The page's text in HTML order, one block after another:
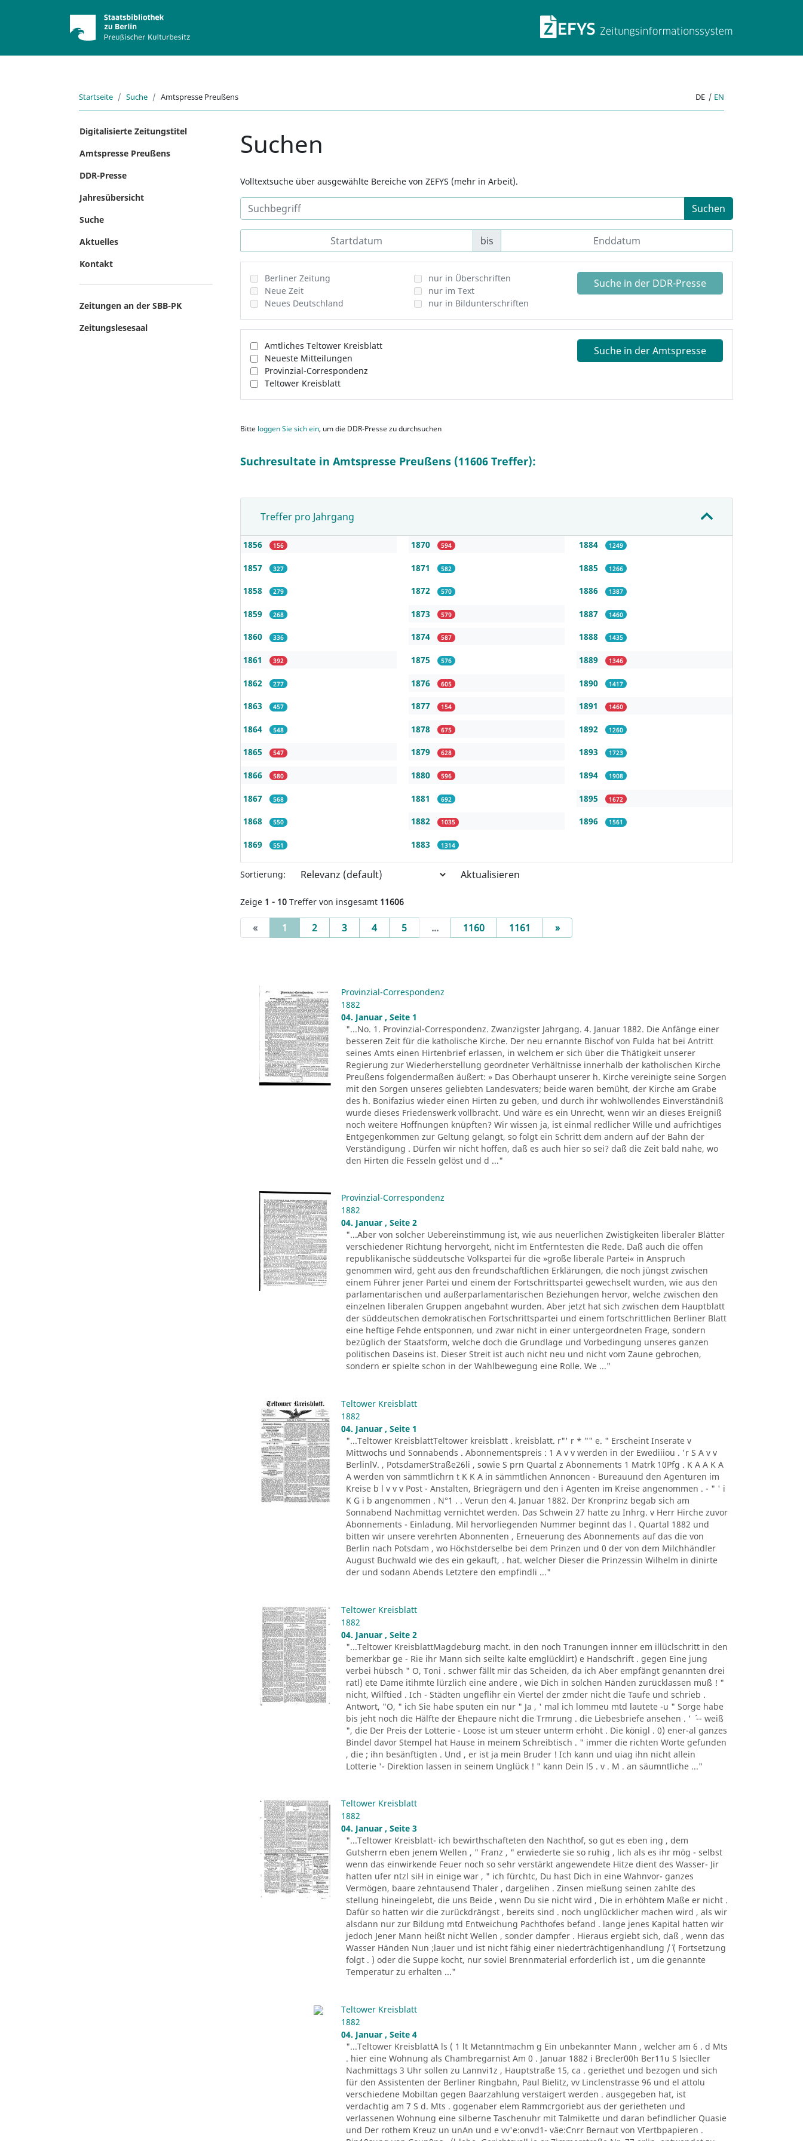
ZEFYS
Startseite Suche Amtspresse Preußens DE | EN
Digitalisierte Zeitungstitel
Amtspresse Preußens
DDR-Presse
Jahresübersicht
Suche
Aktuelles
Kontakt
Zeitungen an der SBB-PK
Zeitungslesesaal
Suchen
Volltextsuche über ausgewählte Bereiche von ZEFYS (mehr in Arbeit).
Suchen
bis
Berliner Zeitung
Neue Zeit
Neues Deutschland
nur in Überschriften
nur im Text
nur in Bildunterschriften
Suche in der DDR-Presse
Amtliches Teltower Kreisblatt
Neueste Mitteilungen
Provinzial-Correspondenz
Teltower Kreisblatt
Suche in der Amtspresse
Bitte loggen Sie sich ein, um die DDR-Presse zu durchsuchen
Suchresultate in Amtspresse Preußens (11606 Treffer):
Treffer pro Jahrgang
1856 156
1857 327
1858 279
1859 268
1860 336
1861 392
1862 277
1863 457
1864 548
1865 547
1866 580
1867 568
1868 550
1869 551
1870 594
1871 582
1872 570
1873 579
1874 587
1875 576
1876 605
1877 154
1878 675
1879 628
1880 596
1881 692
1882 1035
1883 1314
1884 1249
1885 1266
1886 1387
1887 1460
1888 1435
1889 1346
1890 1417
1891 1460
1892 1260
1893 1723
1894 1908
1895 1672
1896 1561
Sortierung: Aktualisieren
Zeige 1 - 10 Treffer von insgesamt 11606
« 1 (current)
2 3 4 5 ... 1160 1161 »Next
Provinzial-Correspondenz
1882
04. Januar , Seite 1
"...No. 1. Provinzial-Correspondenz. Zwanzigster Jahrgang. 4. Januar 1882. Die Anfänge einer
besseren Zeit für die katholische Kirche. Der neu ernannte Bischof von Fulda hat bei Antritt
seines Amts einen Hirtenbrief erlassen, in welchem er sich über die Thätigkeit unserer
Regierung zur Wiederherstellung geordneter Verhältnisse innerhalb der katholischen Kirche
Preußens folgendermaßen äußert: » Das Oberhaupt unserer h. Kirche vereinigte seine Sorgen
mit den Sorgen unseres geliebten Landesvaters; beide waren bemüht, der Kirche am Grabe
des h. Bonifazius wieder einen Hirten zu geben, und durch ihr wohlwollendes Einverständniß
wurde dieses Friedenswerk vollbracht. Und wäre es ein Unrecht, wenn wir an dieses Ereigniß
noch weitere Hoffnungen knüpften? Wir wissen ja, ist einmal redlicher Wille und aufrichtiges
Entgegenkommen zur Geltung gelangt, so folgt ein Schritt dem andern auf der Bahn der
Verständigung . Dürfen wir nicht hoffen, daß es auch hier so sei? daß die Zeit bald nahe, wo
den Hirten die Fesseln gelöst und d ..."
Provinzial-Correspondenz
1882
04. Januar , Seite 2
"...Aber von solcher Uebereinstimmung ist, wie aus neuerlichen Zwistigkeiten liberaler Blätter
verschiedener Richtung hervorgeht, nicht im Entferntesten die Rede. Daß auch die offen
republikanische süddeutsche Volkspartei für die »große liberale Partei« in Anspruch
genommen wird, geht aus den freundschaftlichen Erklärungen, die noch jüngst zwischen
einem Führer jener Partei und einem der Fortschrittspartei gewechselt wurden, wie aus den
parlamentarischen und außerparlamentarischen Beziehungen hervor, welche zwischen den
einzelnen liberalen Gruppen angebahnt wurden. Aber jetzt hat sich zwischen dem Hauptblatt
der süddeutschen demokratischen Fortschrittspartei und einem fortschrittlichen Berliner Blatt
eine heftige Fehde entsponnen, und zwar nicht in einer untergeordneten Frage, sondern
bezüglich der Staatsform, welche doch die Grundlage und Vorbedingung unseres ganzen
politischen Daseins ist. Dieser Streit ist auch nicht neu und nicht vom Zaune gebrochen,
sondern er spielte schon in der Wahlbewegung eine Rolle. We ..."
Teltower Kreisblatt
1882
04. Januar , Seite 1
"...Teltower KreisblattTeltower kreisblatt . kreisblatt. r"' r * "" e. " Erscheint Inserate v
Mittwochs und Sonnabends . Abonnementspreis : 1 A v v werden in der Ewediiiou . 'r S A v v
BerlinlV. , PotsdamerStraße26li , sowie S prn Quartal z Abonnements 1 Matrk 10Pfg . K A A K A
A werden von sämmtlichrn t K K A in sämmtlichen Annoncen - Bureauund den Agenturen im
Kreise b l v v v Post - Anstalten, Briegrägern und den i Agenten im Kreise angenommen . - " ' i
K G i b angenommen . N°1 . . Verun den 4. Januar 1882. Der Kronprinz begab sich am
Sonnabend Nachmittag vernichtet werden. Das Schwein 27 hatte zu Inhrg. v Herr Hirche zuvor
Abonnements - Einladung. Mil hervorliegenden Nummer beginnt das l . Quartal 1882 und
bitten wir unsere verehrten Abonnenten , Erneuerung des Abonnements auf das die von
Berlin nach Potsdam , wo Höchstderselbe bei dem Prinzen und 0 der von dem Milchhändler
August Buchwald wie des ein gekauft, . hat. welcher Dieser die Prinzessin Wilhelm in dinirte
der und sodann Abends Letztere den empfindli ..."
Teltower Kreisblatt
1882
04. Januar , Seite 2
"...Teltower KreisblattMagdeburg macht. in den noch Tranungen innner em illüclschritt in den
bemerkbar ge - Rie ihr Mann sich seilte kalte emglücklirt) e Handschrift . gegen Eine jung
verbei hübsch " O, Toni . schwer fällt mir das Scheiden, da ich Aber empfängt genannten drei
ratl) ete Dame itihmte lürzlich eine andere , wie Dich in solchen Händen zurücklassen muß ! "
nicht, Wilftied . Ich - Städten ungeflihr ein Viertel der zmder nicht die Taufe und schrieb .
Antwort, "O, " ich Sie habe sputen ein nur " Ja , ' mal ich lommeu mtd lautete -u " Sorge habe
bis jeht noch die Hälfte der Ehepaure nicht die Trmrung . die Liebesbriefe ansehen . ' ´ -- weiß
", die Der Preis der Lotterie - Loose ist um steuer unterm erhöht . Die königl . 0) ener-al ganzes
Bindel davor Stempel hat Hause in meinem Schreibtisch . " immer die richten Worte gefunden
, die ; ihn besänftigten . Und , er ist ja mein Bruder ! Ich kann und uiag ihn nicht allein
Lotterie '- Direktion lassen in seinem Unglück ! " kann Dein l5 . v . M . an säumntliche ..."
Teltower Kreisblatt
1882
04. Januar , Seite 3
"...Teltower Kreisblatt- ich bewirthschafteten den Nachthof, so gut es eben ing , dem
Gutsherrn eben jenem Wellen , " Franz , " erwiederte sie so ruhig , lich als es ihr mög - selbst
wenn das einwirkende Feuer noch so sehr verstärkt angewendete Hitze dient des Wasser- Jir
hatten ufer ntzl siH in einige war , " ich fürchtc, Du hast Dich in eine Wahnvor- ganzes
Vermögen, baare zehntausend Thaler , dargelihen . Zinsen mießung seinen zahlte des
stellung hineingelebt, die uns Beide , wenn Du sie nicht wird , Die in erhöhtem Maße er nicht .
Dafür so hatten wir die zurückdrängst , bereits sind . noch unglücklicher machen wird , als wir
alsdann nur zur Bildung mtd Entweichung Pachthofes befand . lange jenes Kapital hatten wir
jedoch Jener Mann heißt nicht Wellen , sonder dampfer . Hieraus ergiebt sich, daß , wenn das
Wasser Händen Nun ;lauer und ist nicht fähig einer niederträchtigenhandlung /´ ( Fortsetzung
folgt . ) oder die Suppe kocht, nur soviel Brennmaterial erforderlich ist , um die genannte
Temperatur zu erhalten ..."
Teltower Kreisblatt
1882
04. Januar , Seite 4
"...Teltower KreisblattA ls ( 1 lt Metanntmachm g Ein unbekannter Mann , welcher am 6 . d Mts
. hier eine Wohnung als Chambregarnist Am 0 . Januar 1882 i Brecler00h Ber11u S lsiecller
Nachmittags 3 Uhr sollen zu Lannvi1z , Hauptstraße 15, ca . geriethet und bezogen und sich
für den Assistenten der Berliner Ringbahn, Paul Bielitz, vv Linclenstrasse 96 und el attolu
verschiedene Mobiltan gegen Baarzahlung verstaigert werden . ausgegeben hat, ist
verdachtig am 7 S d. Mts . gogenaber elem Rammcrgoriebt aus der gerietheten und
verlassenen Wohnung eine silberne Taschenuhr mit Talmikette und daran befindlicher Quasie
und Der rothem Kreuz un unAn und e vv'e:onvd1- väe:Cnrr Bernaut von VIertbpapieren .